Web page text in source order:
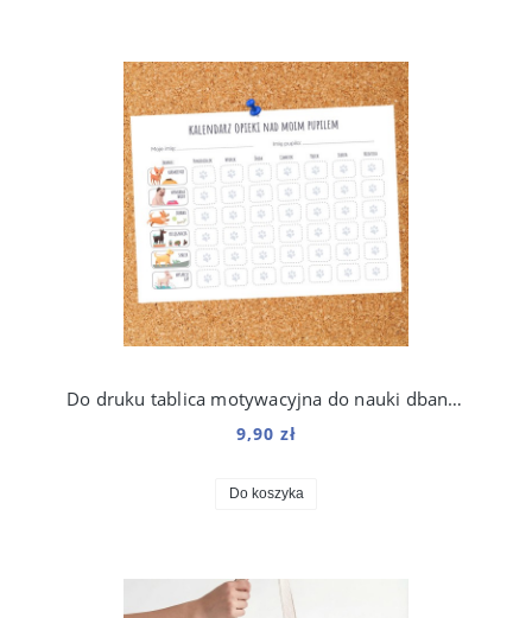
Do druku tablica motywacyjna do nauki dbania o psa dla dzieci
9,90 zł
Do koszyka